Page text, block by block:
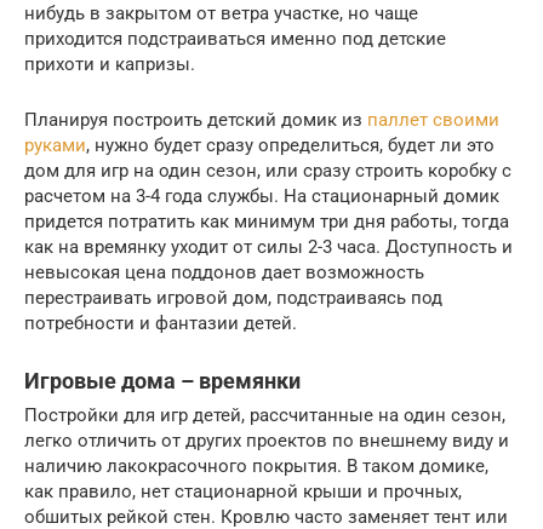
нибудь в закрытом от ветра участке, но чаще
приходится подстраиваться именно под детские
прихоти и капризы.
Планируя построить детский домик из паллет своими
руками, нужно будет сразу определиться, будет ли это
дом для игр на один сезон, или сразу строить коробку с
расчетом на 3-4 года службы. На стационарный домик
придется потратить как минимум три дня работы, тогда
как на времянку уходит от силы 2-3 часа. Доступность и
невысокая цена поддонов дает возможность
перестраивать игровой дом, подстраиваясь под
потребности и фантазии детей.
Игровые дома – времянки
Постройки для игр детей, рассчитанные на один сезон,
легко отличить от других проектов по внешнему виду и
наличию лакокрасочного покрытия. В таком домике,
как правило, нет стационарной крыши и прочных,
обшитых рейкой стен. Кровлю часто заменяет тент или